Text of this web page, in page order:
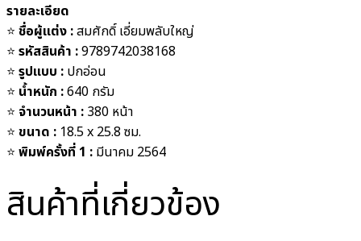
รายละเอียด
⭐️ ชื่อผู้แต่ง :สมศักดิ์ เอี่ยมพลับใหญ่
⭐️ รหัสสินค้า :9789742038168
⭐️ รูปแบบ : ปกอ่อน
⭐️ น้ำหนัก :640 กรัม
⭐️ จำนวนหน้า : 380 หน้า
⭐️ ขนาด : 18.5 x 25.8 ซม.
⭐️ พิมพ์ครั้งที่ 1 : มีนาคม 2564
สินค้าที่เกี่ยวข้อง